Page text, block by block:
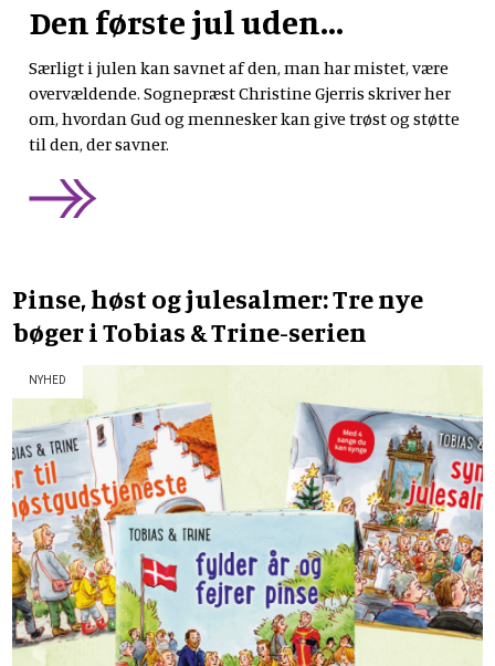
Den første jul uden...
Særligt i julen kan savnet af den, man har mistet, være
overvældende. Sognepræst Christine Gjerris skriver her
om, hvordan Gud og mennesker kan give trøst og støtte
til den, der savner.
Pinse, høst og julesalmer: Tre nye
bøger i Tobias & Trine-serien
NYHED